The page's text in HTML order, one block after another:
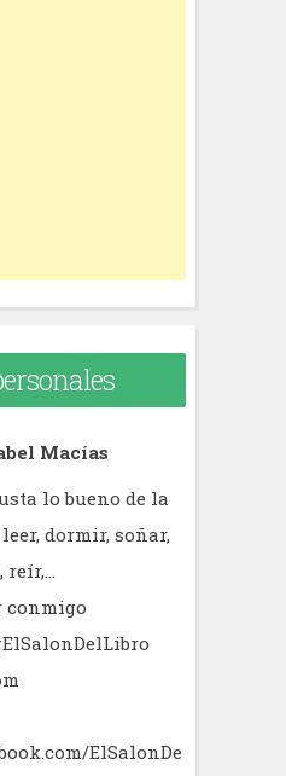
Macías
lo bueno de la
dormir, soñar,
conmigo
ElSalonDe